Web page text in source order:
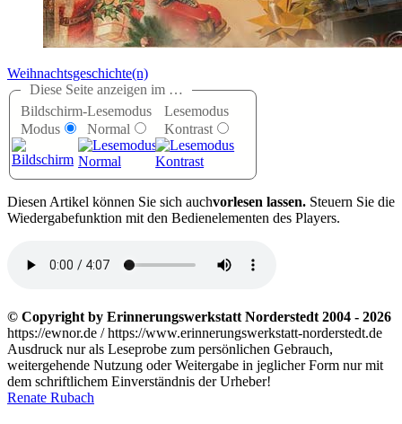
Weihnachtsgeschichte(n)
Diese Seite anzeigen im …
Bildschirm-
Modus
Lesemodus
Normal
Lesemodus
Kontrast
Diesen Artikel können Sie sich auchvorlesen lassen. Steuern Sie die
Wiedergabefunktion mit den Bedienelementen des Players.
© Copyright by Erinnerungswerkstatt Norderstedt 2004 - 2026
https://ewnor.de / https://www.erinnerungswerkstatt-norderstedt.de
Ausdruck nur als Leseprobe zum persönlichen Gebrauch,
weitergehende Nutzung oder Weitergabe in jeglicher Form nur mit
dem schriftlichem Einverständnis der Urheber!
Renate Rubach